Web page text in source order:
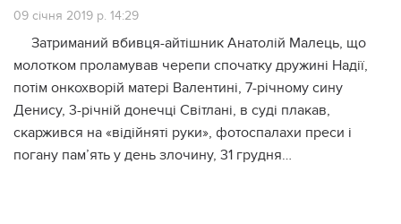
09 січня 2019 р. 14:29
Затриманий вбивця-айтішник Анатолій Малець, що
молотком проламував черепи спочатку дружині Надії,
потім онкохворій матері Валентині, 7-річному сину
Денису, 3-річній донечці Світлані, в суді плакав,
скаржився на «відійняті руки», фотоспалахи преси і
погану пам’ять у день злочину, 31 грудня…